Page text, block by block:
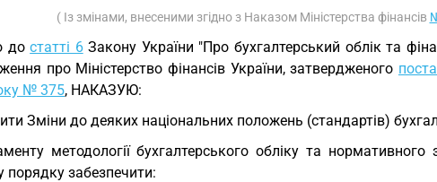
( Із змінами, внесеними згідно з Наказом Міністерства фінансів
достатті 6Закону України "Про бухгалтерський облік та
про Міністерство фінансів України, затвердженого
№ 375, НАКАЗУЮ:
Зміни до деяких національних положень (стандартів)
методології бухгалтерського обліку та нормативного
порядку забезпечити: